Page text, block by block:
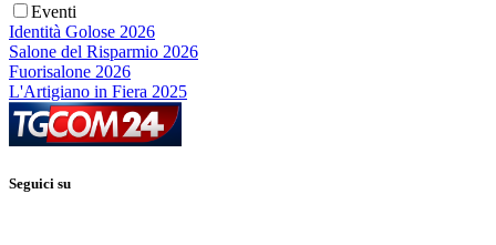
Eventi
Identità Golose 2026
Salone del Risparmio 2026
Fuorisalone 2026
L'Artigiano in Fiera 2025
Seguici su